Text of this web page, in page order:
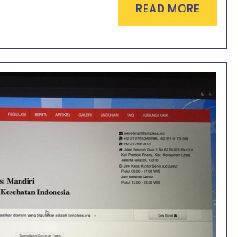
Tahun
2020
READ MORE
MORE